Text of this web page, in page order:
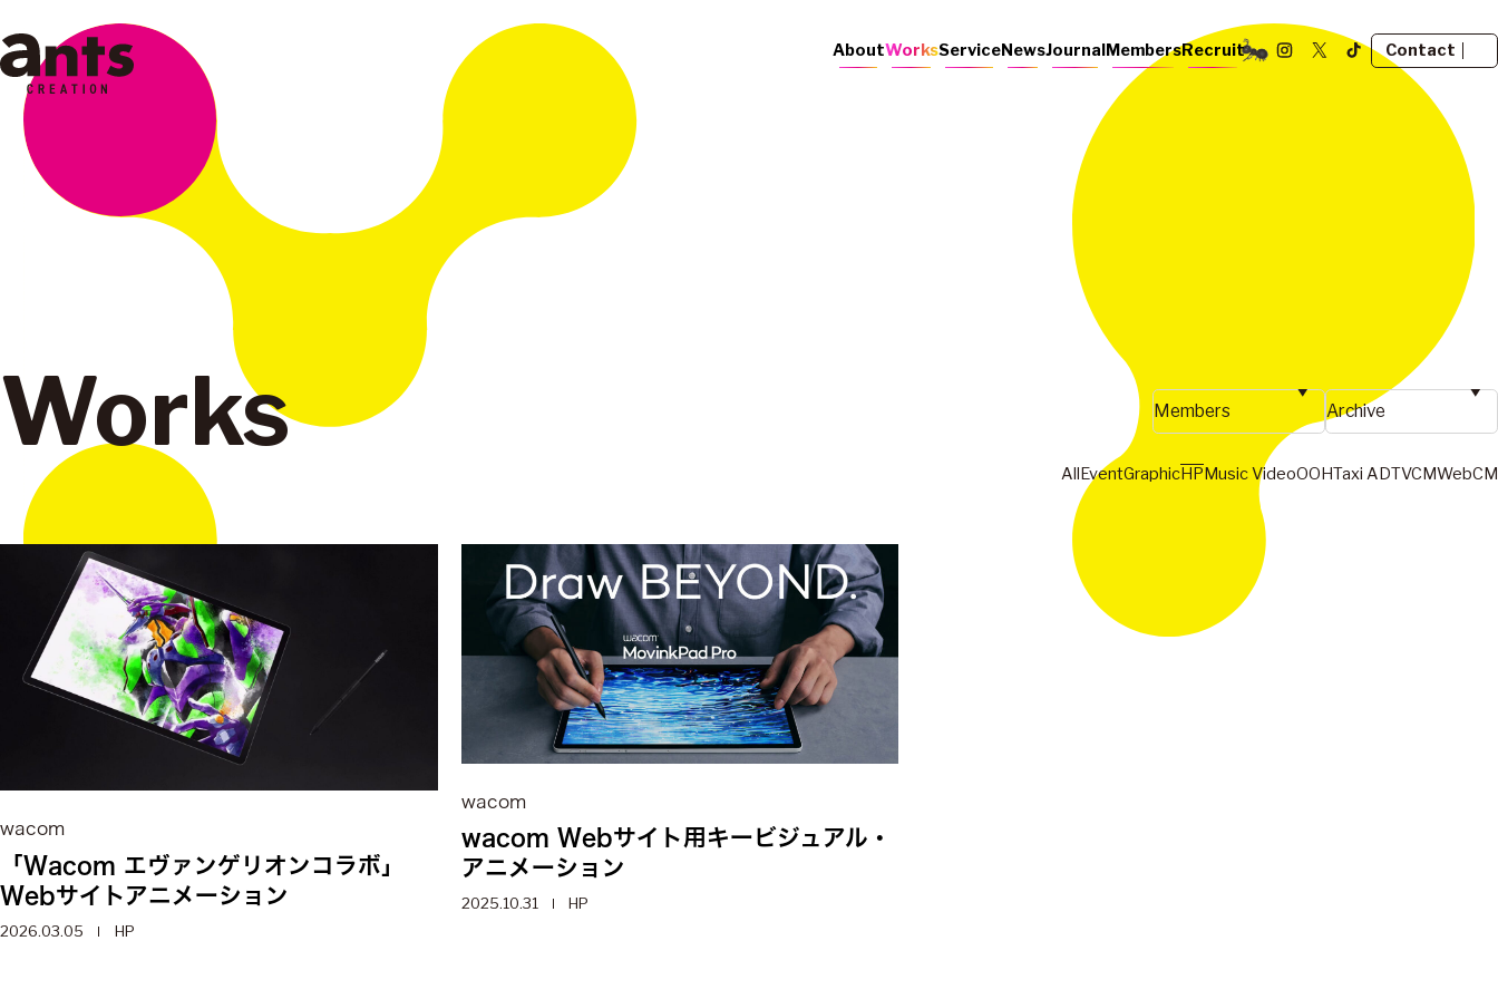
AboutWorksServiceNewsJournal MembersRecruit Contact
Works
AllEventGraphicHPMusic VideoOOHTaxi ADTVCMWebCM
wacom
「Wacom エヴァンゲリオンコラボ」
Webサイトアニメーション
2026.03.05 HP
wacom
wacom Webサイト用キービジュアル・
アニメーション
2025.10.31 HP